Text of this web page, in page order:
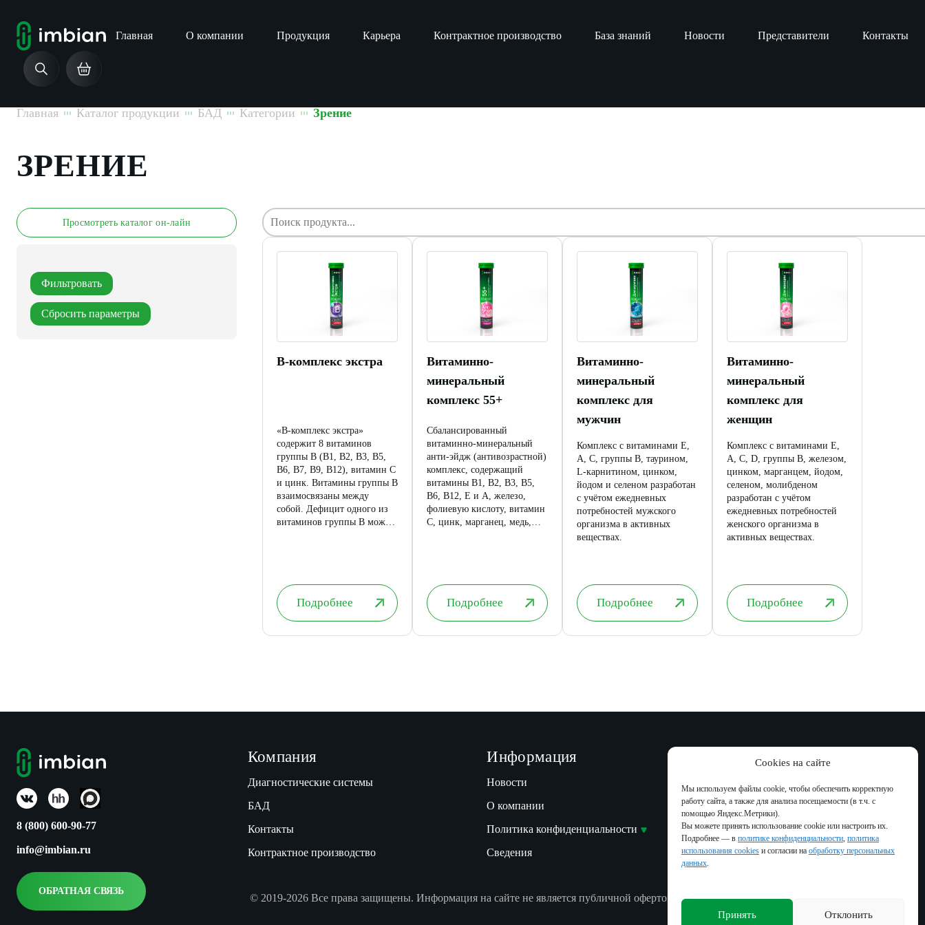
Cookies на сайте
Мы используем файлы cookie, чтобы обеспечить корректную
работу сайта, а также для анализа посещаемости (в т.ч. с
помощью Яндекс.Метрики).
Вы можете принять использование cookie или настроить их.
Подробнее — в политике конфиденциальности, политика
использования cookies и согласии на обработку персональных
данных.
Принять Отклонить
Главная О компании Продукция Карьера Контрактное производство База знаний Новости Представители Контакты
Главная Каталог продукции БАД Категории Зрение
ЗРЕНИЕ
Просмотреть каталог он-лайн
Фильтровать
Сбросить параметры
B-комплекс экстра
«B-комплекс экстра»
содержит 8 витаминов
группы B (В1, В2, В3, В5,
В6, В7, В9, В12), витамин C
и цинк. Витамины группы В
взаимосвязаны между
собой. Дефицит одного из
витаминов группы B может
Подробнее
Витаминно-
минеральный
комплекс 55+
Сбалансированный
витаминно-минеральный
анти-эйдж (антивозрастной)
комплекс, содержащий
витамины В1, В2, В3, В5,
В6, В12, Е и А, железо,
фолиевую кислоту, витамин
С, цинк, марганец, медь,
энергии, поможет снижать
признаки старения.
Подробнее
Витаминно-
минеральный
комплекс для
мужчин
Комплекс с витаминами Е,
А, С, группы B, таурином,
L-карнитином, цинком,
йодом и селеном разработан
с учётом ежедневных
потребностей мужского
организма в активных
веществах.
Подробнее
Витаминно-
минеральный
комплекс для
женщин
Комплекс с витаминами Е,
А, С, D, группы B, железом,
цинком, марганцем, йодом,
селеном, молибденом
разработан с учётом
ежедневных потребностей
женского организма в
активных веществах.
Подробнее
8 (800) 600-90-77
info@imbian.ru
ОБРАТНАЯ СВЯЗЬ
Компания
Диагностические системы
БАД
Контакты
Контрактное производство
Информация
Новости
О компании
Политика конфиденциальности
Сведения
Контакты
ул. Конструктора Лукина, д. 14 с.12
+7 (499) 957-83-34
Новосибирская обл.
р.п. Кольцово, ул. Садовая, 2/7
+7 (383) 209-34-54
© 2019-2026 Все права защищены. Информация на сайте не является публичной офертой.